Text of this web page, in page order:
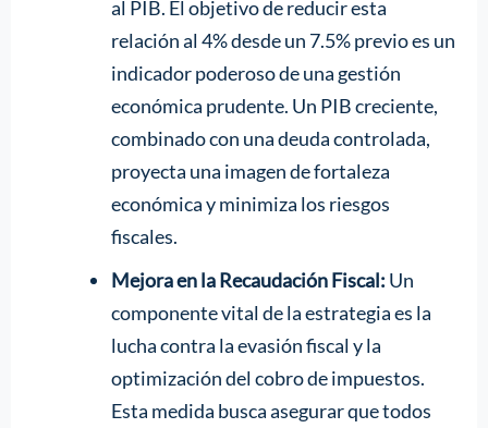
al PIB. El objetivo de reducir esta
relación al 4% desde un 7.5% previo es un
indicador poderoso de una gestión
económica prudente. Un PIB creciente,
combinado con una deuda controlada,
proyecta una imagen de fortaleza
económica y minimiza los riesgos
fiscales.
Mejora en la Recaudación Fiscal: Un
componente vital de la estrategia es la
lucha contra la evasión fiscal y la
optimización del cobro de impuestos.
Esta medida busca asegurar que todos